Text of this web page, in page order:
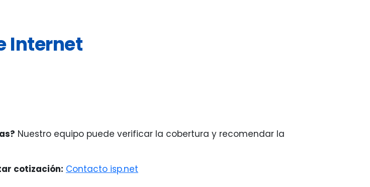
Internet
Nuestro equipo puede verificar la cobertura y recomendar la
cotización: Contacto isp.net